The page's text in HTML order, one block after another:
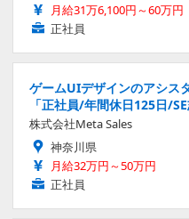
月給31万6,100円～60万円
正社員
ゲームUIデザインのアシス
「正社員/年間休日125日/
株式会社Meta Sales
神奈川県
月給32万円～50万円
正社員